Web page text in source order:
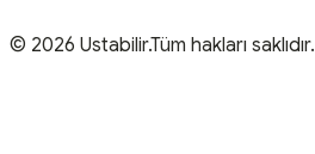
© 2026 Ustabilir.Tüm hakları saklıdır.